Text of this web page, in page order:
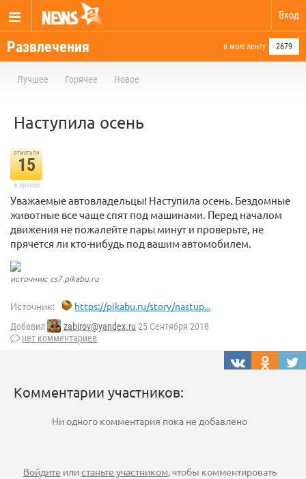
Вход
Развлечения в мою ленту 2679
Лучшее Горячее Новое
Наступила осень
отметили
15
в архиве
Уважаемые автовладельцы! Наступила осень. Бездомные
животные все чаще спят под машинами. Перед началом
движения не пожалейте пары минут и проверьте, не
прячется ли кто-нибудь под вашим автомобилем.
источник: cs7.pikabu.ru
Источник: https://pikabu.ru/story/nastup...
Добавил zabirov@yandex.ru 25 Сентября 2018
нет комментариев
Комментарии участников:
Ни одного комментария пока не добавлено
Войдите илистаньте участником, чтобы комментировать